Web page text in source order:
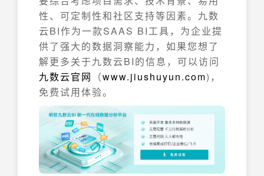
性、可定制性和社区支持等因素。九数
云BI作为一款SAAS BI工具，为企业提
供了强大的数据洞察能力，如果您想了
解更多关于九数云BI的信息，可以访问
九数云官网
（www.jiushuyun.com)，
免费试用体验。